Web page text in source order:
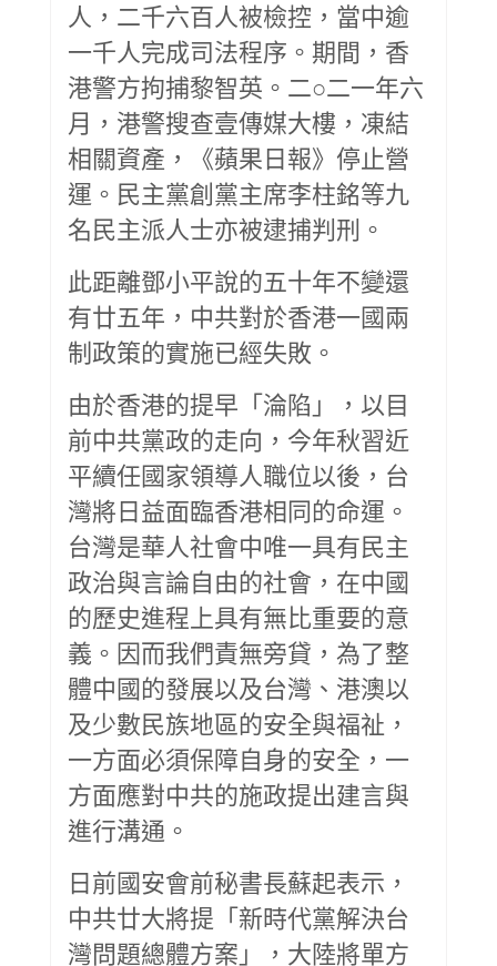
人，二千六百人被檢控，當中逾
一千人完成司法程序。期間，香
港警方拘捕黎智英。二○二一年六
月，港警搜查壹傳媒大樓，凍結
相關資產，《蘋果日報》停止營
運。民主黨創黨主席李柱銘等九
名民主派人士亦被逮捕判刑。
此距離鄧小平說的五十年不變還
有廿五年，中共對於香港一國兩
制政策的實施已經失敗。
由於香港的提早「淪陷」，以目
前中共黨政的走向，今年秋習近
平續任國家領導人職位以後，台
灣將日益面臨香港相同的命運。
台灣是華人社會中唯一具有民主
政治與言論自由的社會，在中國
的歷史進程上具有無比重要的意
義。因而我們責無旁貸，為了整
體中國的發展以及台灣、港澳以
及少數民族地區的安全與福祉，
一方面必須保障自身的安全，一
方面應對中共的施政提出建言與
進行溝通。
日前國安會前秘書長蘇起表示，
中共廿大將提「新時代黨解決台
灣問題總體方案」，大陸將單方